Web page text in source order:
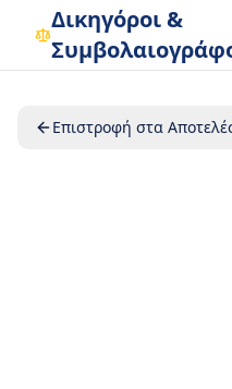
Δικηγόροι &
Επιστροφή στα